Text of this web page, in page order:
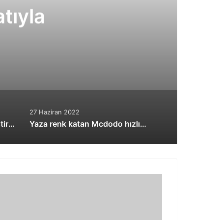
Sony, oyunculara özel geliştirdiği INZONE markasını duyurdu
27 Haziran 2022
Yaza renk katan Mcdodo hızlı şarj kabloları